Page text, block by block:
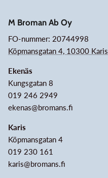
M Broman Ab Oy
FO-nummer: 20744998
Köpmansgatan 4, 10300 Karis
Ekenäs
Kungsgatan 8
019 246 2949
ekenas@bromans.fi
Karis
Köpmansgatan 4
019 230 161
karis@bromans.fi